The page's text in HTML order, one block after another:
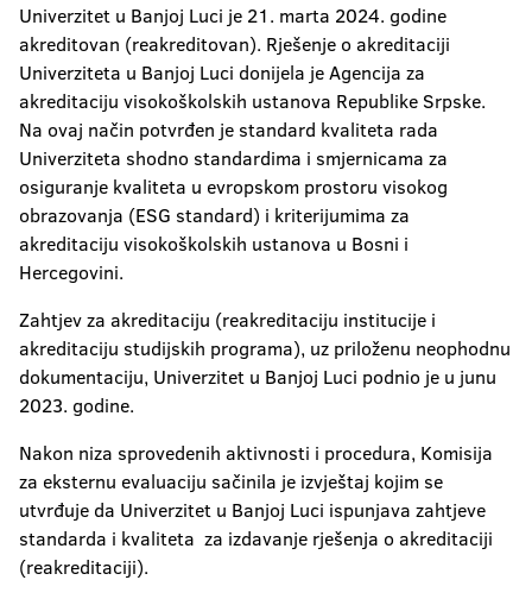
Alumni Akreditacija
Javne nabavke Donatori
Fotogalerija Video galerija
Vizuelni identitet Kontakt
Univerzitet u Banjoj Luci je 21. marta 2024. godine
akreditovan (reakreditovan). Rješenje o akreditaciji
Univerziteta u Banjoj Luci donijela je Agencija za
akreditaciju visokoškolskih ustanova Republike Srpske.
Na ovaj način potvrđen je standard kvaliteta rada
Univerziteta shodno standardima i smjernicama za
osiguranje kvaliteta u evropskom prostoru visokog
obrazovanja (ESG standard) i kriterijumima za
akreditaciju visokoškolskih ustanova u Bosni i
Hercegovini.
Zahtjev za akreditaciju (reakreditaciju institucije i
akreditaciju studijskih programa), uz priloženu neophodnu
dokumentaciju, Univerzitet u Banjoj Luci podnio je u junu
2023. godine.
Nakon niza sprovedenih aktivnosti i procedura, Komisija
za eksternu evaluaciju sačinila je izvještaj kojim se
utvrđuje da Univerzitet u Banjoj Luci ispunjava zahtjeve
standarda i kvaliteta za izdavanje rješenja o akreditaciji
(reakreditaciji).